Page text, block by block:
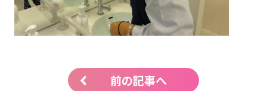
前の記事へ